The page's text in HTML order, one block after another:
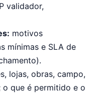
validador,
motivos
mínimas e SLA de
lojas, obras, campo,
que é permitido e o